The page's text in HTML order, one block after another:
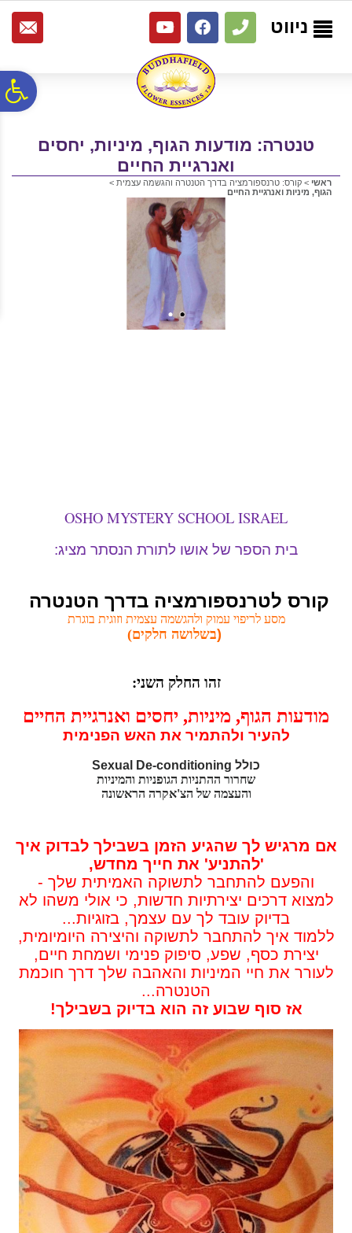
נגישות
אתר
המרכזי
ניווט
טנטרה: מודעות הגוף, מיניות, יחסים
ואנרגיית החיים
ראשי > קורס: טרנספורמציה בדרך הטנטרה והגשמה עצמית >
הגוף, מיניות ואנרגיית החיים
OSHO MYSTERY SCHOOL ISRAEL
בית הספר של אושו לתורת הנסתר מציג:
קורס לטרנספורמציה בדרך הטנטרה
מסע לריפוי עמוק ולהגשמה עצמית וזוגית בוגרת
(בשלושה חלקים)
זהו החלק השני:
מודעות הגוף, מיניות, יחסים ואנרגיית החיים
להעיר ולהתמיר את האש הפנימית
כולל Sexual De-conditioning
שחרור ההתניות הגופניות והמיניות
והעצמה של הצ'אקרה הראשונה
אם מרגיש לך שהגיע הזמן בשבילך לבדוק איך
'להתניע' את חייך מחדש,
והפעם להתחבר לתשוקה האמיתית שלך -
למצוא דרכים יצירתיות חדשות, כי אולי משהו לא
בדיוק עובד לך עם עצמך, בזוגיות...
ללמוד איך להתחבר לתשוקה והיצירה היומיומית,
יצירת כסף, שפע, סיפוק פנימי ושמחת חיים,
לעורר את חיי המיניות והאהבה שלך דרך חוכמת
הטנטרה...
אז סוף שבוע זה הוא בדיוק בשבילך!